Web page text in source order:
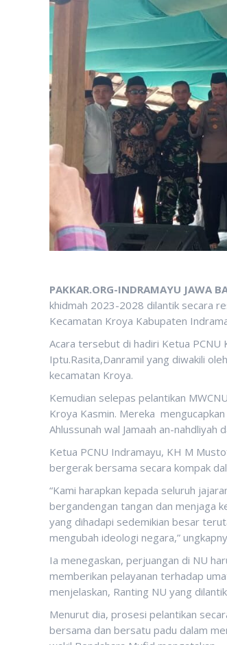
PAKKAR.ORG-INDRAMAYU JAWA
khidmah 2023-2028 dilantik secara
Kecamatan Kroya Kabupaten
Acara tersebut di hadiri Ketua PCNU
Iptu.Rasita,Danramil yang diwakili
kecamatan Kroya.
Kemudian selepas pelantikan
Kroya Kasmin. Mereka
Ahlussunah wal Jamaah an-
Ketua PCNU Indramayu, KH M
bergerak bersama secara kompak
“Kami harapkan kepada seluruh
bergandengan tangan dan menjaga
yang dihadapi sedemikian besar
mengubah ideologi negara,”
Ia menegaskan, perjuangan di NU
memberikan pelayanan terhadap
menjelaskan, Ranting NU yang
Menurut dia, prosesi pelantikan
bersama dan bersatu padu dalam